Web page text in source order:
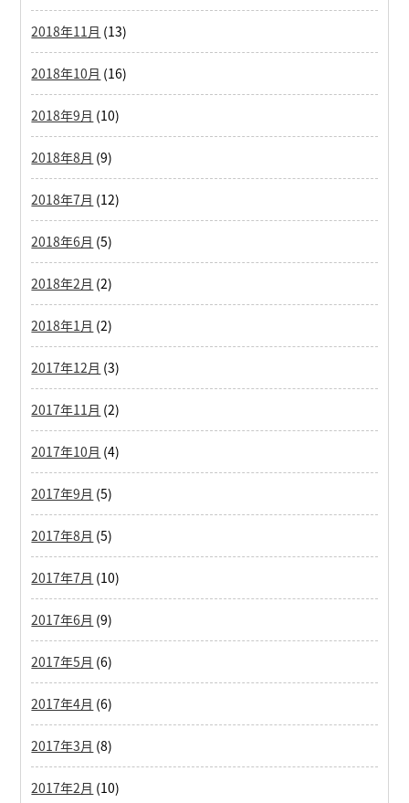
2018年11月 (13)
2018年10月 (16)
2018年9月 (10)
2018年8月 (9)
2018年7月 (12)
2018年6月 (5)
2018年2月 (2)
2018年1月 (2)
2017年12月 (3)
2017年11月 (2)
2017年10月 (4)
2017年9月 (5)
2017年8月 (5)
2017年7月 (10)
2017年6月 (9)
2017年5月 (6)
2017年4月 (6)
2017年3月 (8)
2017年2月 (10)